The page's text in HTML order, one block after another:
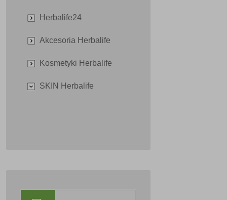
Herbalife24
Akcesoria Herbalife
Kosmetyki Herbalife
SKIN Herbalife